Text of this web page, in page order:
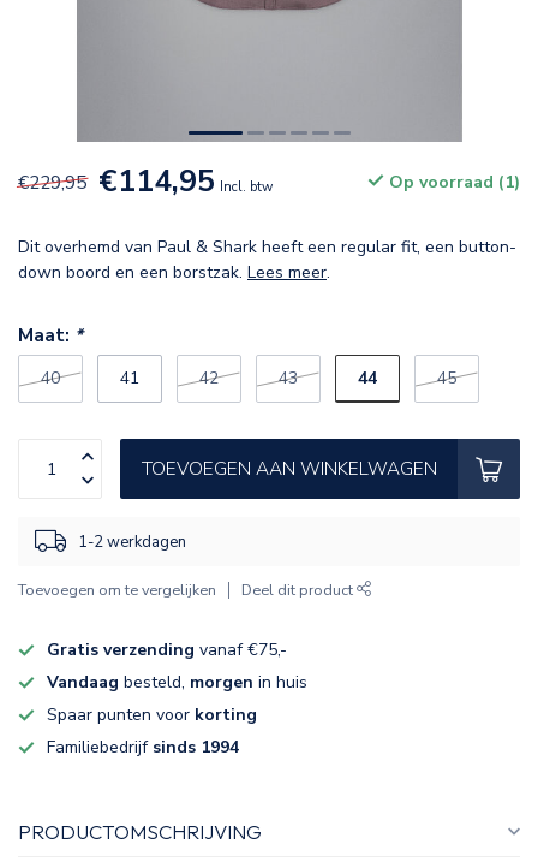
€229,95 €114,95 Incl. btw Op voorraad (1)
Dit overhemd van Paul & Shark heeft een regular fit, een button-
down boord en een borstzak. Lees meer.
Maat: *
40 41 42 43 44 45
TOEVOEGEN AAN WINKELWAGEN
1-2 werkdagen
Toevoegen om te vergelijken Deel dit product
Gratis verzending vanaf €75,-
Vandaag besteld, morgen in huis
Spaar punten voor korting
Familiebedrijf sinds 1994
PRODUCTOMSCHRIJVING